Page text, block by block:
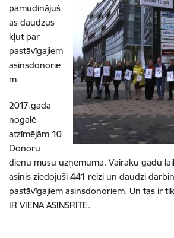
pamudinājuš
as daudzus
kļūt par
pastāvīgajiem
asinsdonorie
m.
2017.gada
nogalē
atzīmējām 10
Donoru
dienu mūsu uzņēmumā. Vairāku gadu
asinis ziedojuši 441 reizi un daudzi
pastāvīgajiem asinsdonoriem. Un tas ir
IR VIENA ASINSRITE.